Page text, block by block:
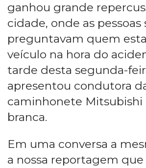
ganhou grande
cidade, onde as pessoas
preguntavam quem
veículo na hora do
tarde desta segunda-
apresentou condutora
caminhonete Mitsubishi
branca.
Em uma conversa a
a nossa reportagem que